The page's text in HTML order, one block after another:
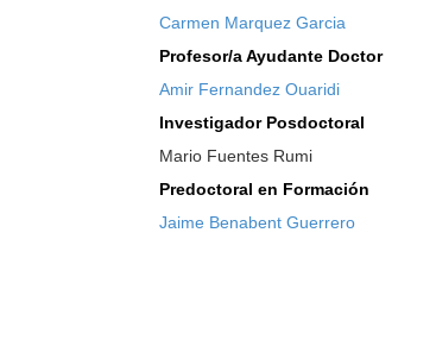
Carmen Marquez Garcia
Profesor/a Ayudante Doctor
Amir Fernandez Ouaridi
Investigador Posdoctoral
Mario Fuentes Rumi
Predoctoral en Formación
Jaime Benabent Guerrero